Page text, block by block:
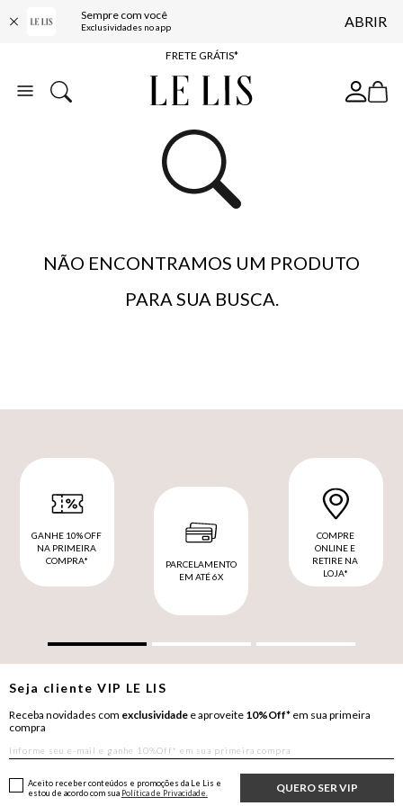
Sempre com você
Exclusividades no app ABRIR
ENTREGA EXPRESSA*
FRETE GRÁTIS*
BAIXE O APP
NÃO ENCONTRAMOS UM PRODUTO
PARA SUA BUSCA.
GANHE 10% OFF
NA PRIMEIRA
COMPRA*
PARCELAMENTO
EM ATÉ 6X
COMPRE
ONLINE E
RETIRE NA
LOJA*
Seja clienteVIP LE LIS
Receba novidades com exclusividade e aproveite 10%Off* em sua primeira
compra
QUERO SER VIP
Aceito receber conteúdos e promoções da Le Lis e
estou de acordo com sua Política de Privacidade.